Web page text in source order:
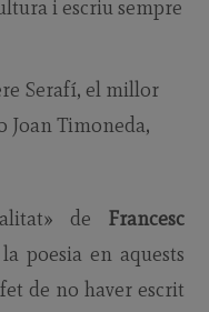
i escriu sempre
Serafí, el millor
Joan Timoneda,
de Francesc
poesia en aquests
de no haver escrit